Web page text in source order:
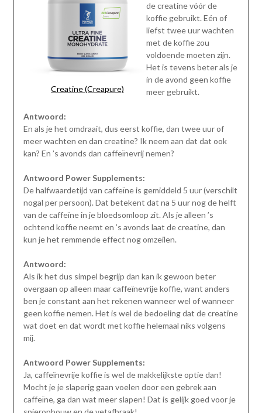
Creatine (Creapure)
de creatine vóór de
koffie gebruikt. Eén of
liefst twee uur wachten
met de koffie zou
voldoende moeten zijn.
Het is tevens beter als je
in de avond geen koffie
meer gebruikt.
Antwoord:
En als je het omdraait, dus eerst koffie, dan twee uur of
meer wachten en dan creatine? Ik neem aan dat dat ook
kan? En ’s avonds dan caffeïnevrij nemen?
Antwoord Power Supplements:
De halfwaardetijd van caffeïne is gemiddeld 5 uur (verschilt
nogal per persoon). Dat betekent dat na 5 uur nog de helft
van de caffeïne in je bloedsomloop zit. Als je alleen ’s
ochtend koffie neemt en ’s avonds laat de creatine, dan
kun je het remmende effect nog omzeilen.
Antwoord:
Als ik het dus simpel begrijp dan kan ik gewoon beter
overgaan op alleen maar caffeïnevrije koffie, want anders
ben je constant aan het rekenen wanneer wel of wanneer
geen koffie nemen. Het is wel de bedoeling dat de creatine
wat doet en dat wordt met koffie helemaal niks volgens
mij.
Antwoord Power Supplements:
Ja, caffeïnevrije koffie is wel de makkelijkste optie dan!
Mocht je je slaperig gaan voelen door een gebrek aan
caffeïne, ga dan wat meer slapen! Dat is gelijk goed voor je